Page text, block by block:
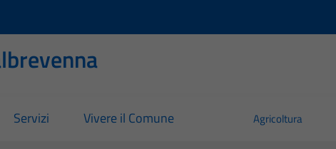
Servizi Vivere il Comune Agricoltura